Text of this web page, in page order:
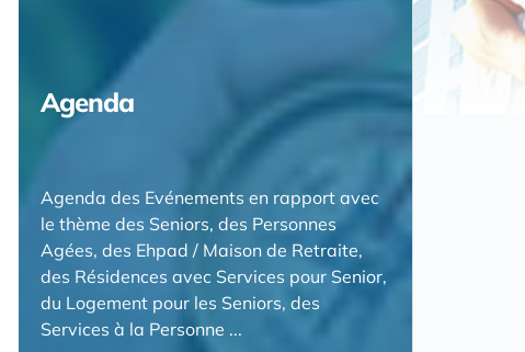
Agenda
Agenda des Evénements en rapport avec
le thème des Seniors, des Personnes
Agées, des Ehpad / Maison de Retraite,
des Résidences avec Services pour Senior,
du Logement pour les Seniors, des
Services à la Personne ...